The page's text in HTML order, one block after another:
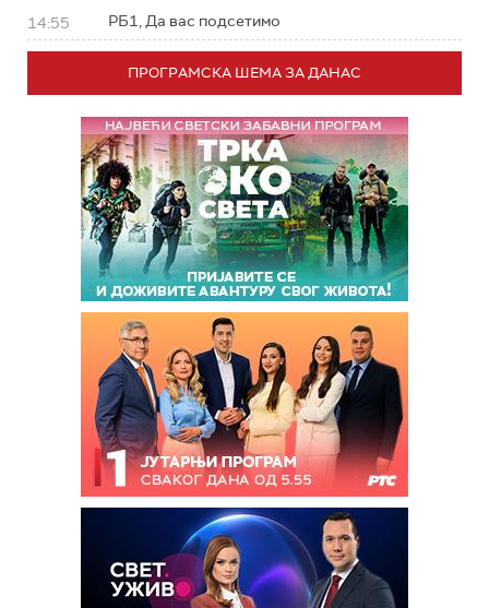
14:55 РБ1, Да вас подсетимо
ПРОГРАМСКА ШЕМА ЗА ДАНАС